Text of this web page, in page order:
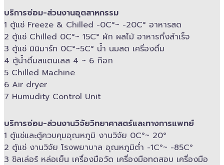
บริการซ่อม-​ส่วนงานอุตสาหกรรม
1 ตู้แช่ Freeze &​ Chilled -​0C°~ -​20C° อาหารสด
2 ตู้แช่ Chilled​ 0C°~ 15C° ผัก ผลไม้ อาหารกึ่งสำเร็จ
3 ตู้แช่​ มินิมาร์ท 0C°~5C° น้ำ นมสด เครื่องดื่ม
4 ตู้น้ำดื่มสแตนเลส​ 4 ~ 6 ก๊อก
5 Chilled Mac​hine
6 Air dryer
7 Humudity Control Unit
บริการซ่อม-​ส่วนงานวิจัยวิทยาศาสตร์และทางการแพทย์
1 ตู้แช่และตู้ควบคุม​อุณหภูมิ​ งานวิจัย 0C°~ 20°
2 ตู้แช่ งานวิจัย โรงพยาบาล อุณหภูมิ​ต่ำ -​1C°~ -​85C°
3 ชิลเล่อร์ หล่อเย็น เครื่องมือวัด เครื่องมือทดสอบ เครื่องมือ